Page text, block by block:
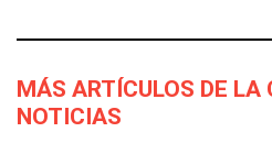
MÁS ARTÍCULOS DE LA
NOTICIAS